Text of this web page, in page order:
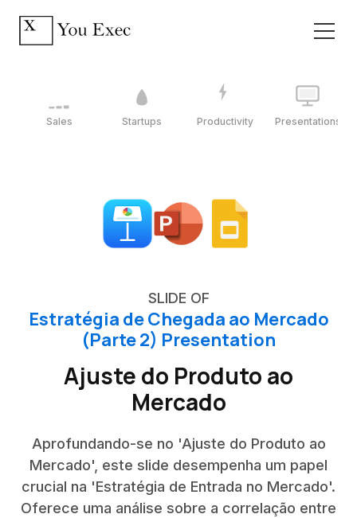
Sales Startups Productivity Presentations
SLIDE OF
Estratégia de Chegada ao Mercado
(Parte 2) Presentation
Ajuste do Produto ao
Mercado
Aprofundando-se no 'Ajuste do Produto ao
Mercado', este slide desempenha um papel
crucial na 'Estratégia de Entrada no Mercado'.
Oferece uma análise sobre a correlação entre